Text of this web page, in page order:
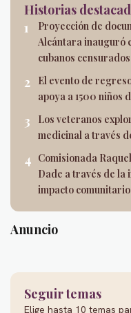
Historias
Proyección de
Alcántara inauguró
cubanos censurados
El evento de
apoya a 1500 niños
Los veteranos
medicinal a través
Comisionada
Dade a través de la
impacto comunitario
Anuncio
Seguir temas
Elige hasta 10 temas